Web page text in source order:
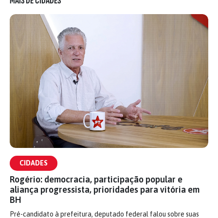
CIDADES
Rogério: democracia, participação popular e
aliança progressista, prioridades para vitória em
BH
Pré-candidato à prefeitura, deputado federal falou sobre suas